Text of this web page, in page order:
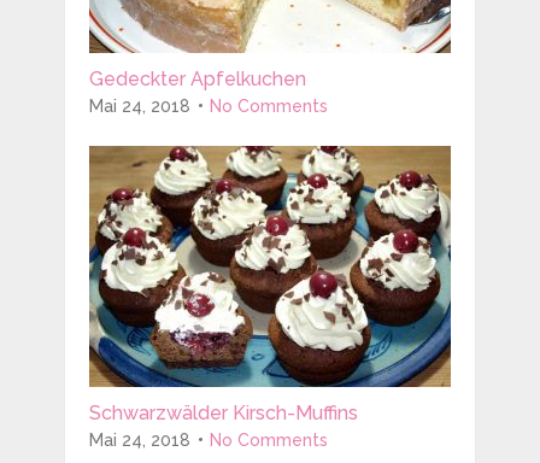
Gedeckter Apfelkuchen
Mai 24, 2018 No Comments
Schwarzwälder Kirsch-Muffins
Mai 24, 2018 No Comments